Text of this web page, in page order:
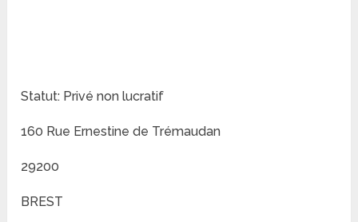
Statut: Privé non lucratif
160 Rue Ernestine de Trémaudan
29200
BREST